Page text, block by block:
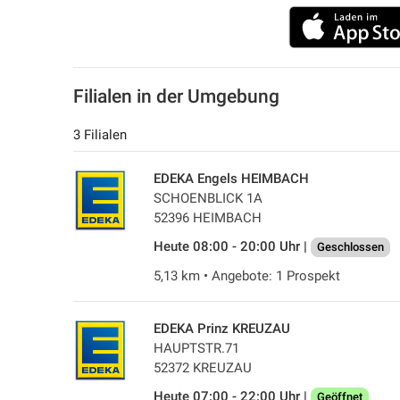
Filialen in der Umgebung
3 Filialen
EDEKA Engels HEIMBACH
SCHOENBLICK 1A
52396 HEIMBACH
Heute 08:00 - 20:00 Uhr |
Geschlossen
5,13 km • Angebote: 1 Prospekt
EDEKA Prinz KREUZAU
HAUPTSTR.71
52372 KREUZAU
Heute 07:00 - 22:00 Uhr |
Geöffnet